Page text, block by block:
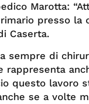
Marotta:
presso la
Caserta.
sempre di
rappresenta
questo lavoro
se a volte